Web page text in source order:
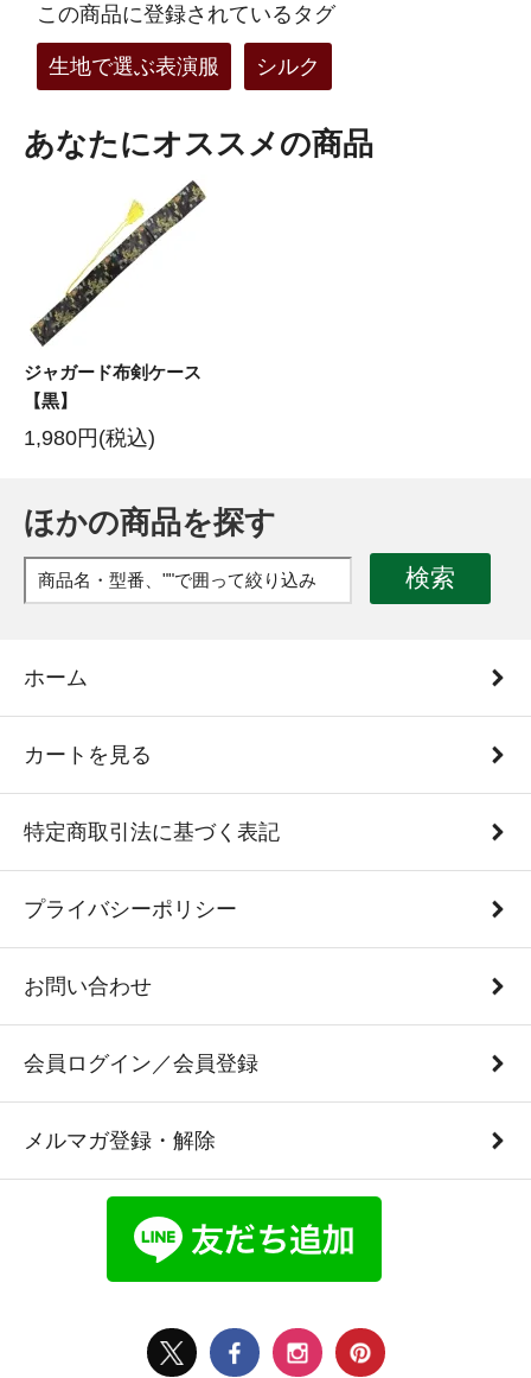
この商品に登録されているタグ
生地で選ぶ表演服 シルク
あなたにオススメの商品
ジャガード布剣ケース
【黒】
1,980円(税込)
ほかの商品を探す
検索
ホーム
カートを見る
特定商取引法に基づく表記
プライバシーポリシー
お問い合わせ
会員ログイン／会員登録
メルマガ登録・解除